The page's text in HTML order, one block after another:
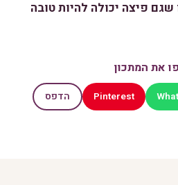
פיצה יכולה להיות טובה
את המתכון
Pinterest הדפס